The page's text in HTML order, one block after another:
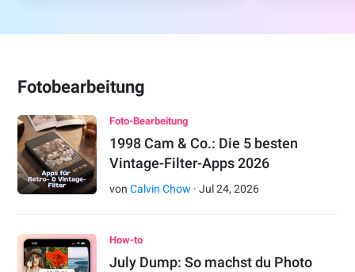
Fotobearbeitung
Foto-Bearbeitung
1998 Cam & Co.: Die 5 besten
Vintage-Filter-Apps 2026
vonCalvin Chow ·Jul 24,2026
How-to
July Dump: So machst du Photo